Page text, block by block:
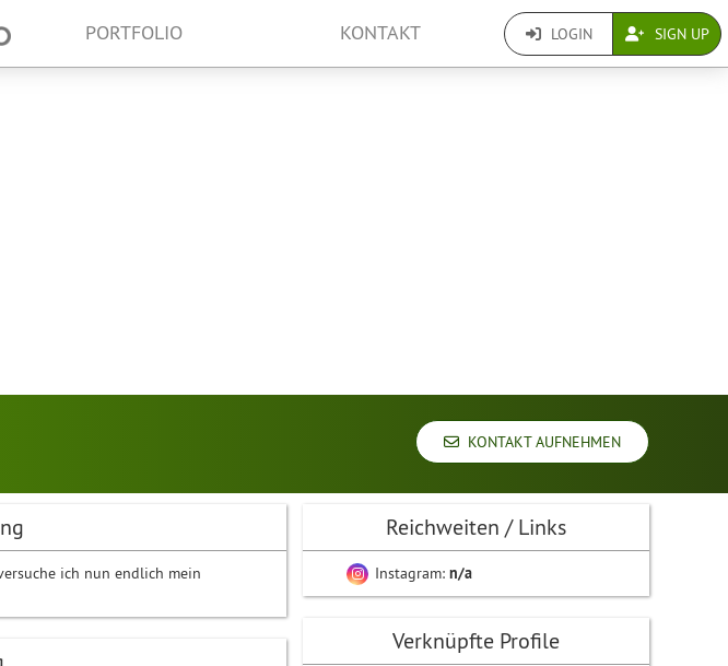
PORTFOLIO KONTAKT LOGIN SIGN UP
KONTAKT AUFNEHMEN
ich nun endlich mein
Reichweiten / Links
Instagram:n/a
Verknüpfte Profile